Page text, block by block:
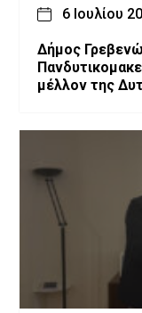
6 Ιουλίου
Δήμος
μέλλον της